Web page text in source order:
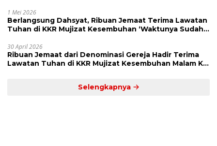
1 Mei 2026
Berlangsung Dahsyat, Ribuan Jemaat Terima Lawatan
Tuhan di KKR Mujizat Kesembuhan ‘Waktunya Sudah
30 April 2026
Ribuan Jemaat dari Denominasi Gereja Hadir Terima
Lawatan Tuhan di KKR Mujizat Kesembuhan Malam Ke
Selengkapnya